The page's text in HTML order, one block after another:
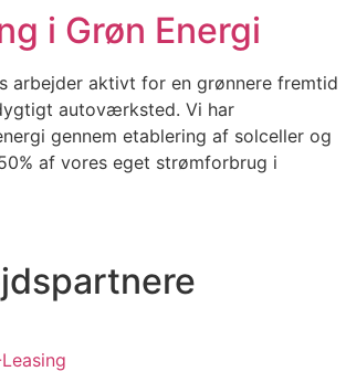
i Grøn Energi
arbejder aktivt for en grønnere fremtid
autoværksted. Vi har
gennem etablering af solceller og
af vores eget strømforbrug i